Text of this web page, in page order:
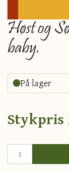
Høst og
baby.
På lager
Stykpris